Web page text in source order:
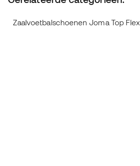
Zaalvoetbalschoenen Joma Top Flex